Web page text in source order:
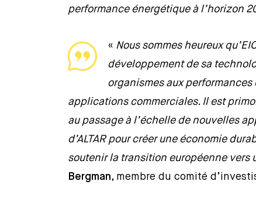
performance énergétique à l’horizon
« Nous sommes heureux
développement de sa
organismes aux
applications commerciales. Il est
au passage à l’échelle de nouvelles
d’ALTAR pour créer une économie
soutenir la transition européenne vers
Bergman, membre du comité